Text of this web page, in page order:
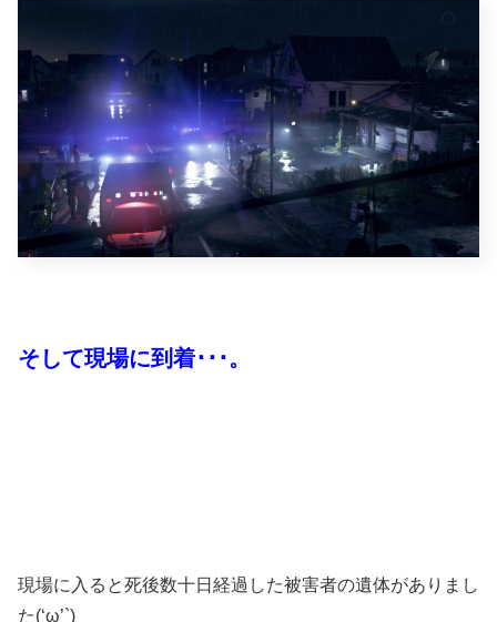
そして現場に到着･･･。
現場に入ると死後数十日経過した被害者の遺体がありまし
た(‘ω’`)